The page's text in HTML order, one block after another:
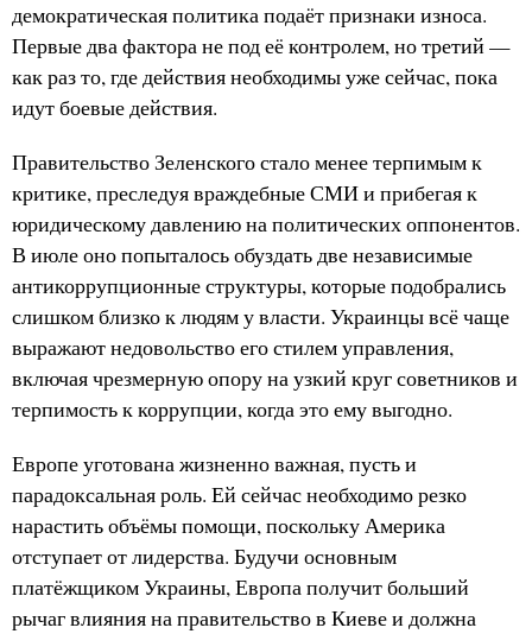
демократическая политика подаёт признаки износа.
Первые два фактора не под её контролем, но третий —
как раз то, где действия необходимы уже сейчас, пока
идут боевые действия.
Правительство Зеленского стало менее терпимым к
критике, преследуя враждебные СМИ и прибегая к
юридическому давлению на политических оппонентов.
В июле оно попыталось обуздать две независимые
антикоррупционные структуры, которые подобрались
слишком близко к людям у власти. Украинцы всё чаще
выражают недовольство его стилем управления,
включая чрезмерную опору на узкий круг советников и
терпимость к коррупции, когда это ему выгодно.
Европе уготована жизненно важная, пусть и
парадоксальная роль. Ей сейчас необходимо резко
нарастить объёмы помощи, поскольку Америка
отступает от лидерства. Будучи основным
платёжщиком Украины, Европа получит больший
рычаг влияния на правительство в Киеве и должна